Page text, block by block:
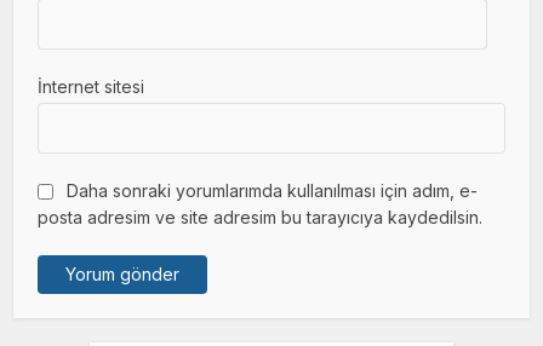
İnternet sitesi
Daha sonraki yorumlarımda kullanılması için adım, e-
posta adresim ve site adresim bu tarayıcıya kaydedilsin.